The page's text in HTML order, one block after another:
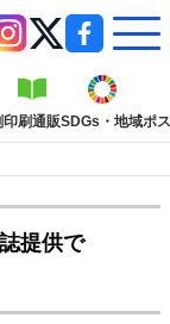
印刷通販SDGs・地域ポ
ツ
提供で